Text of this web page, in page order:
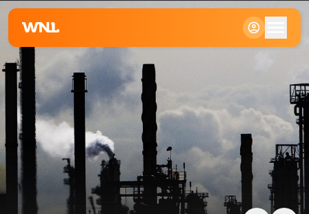
Klein
Standaard